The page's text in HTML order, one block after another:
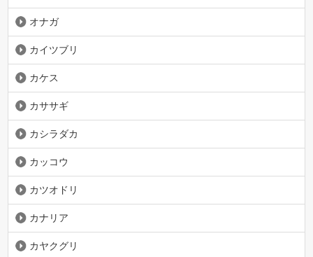
オナガ
カイツブリ
カケス
カササギ
カシラダカ
カッコウ
カツオドリ
カナリア
カヤクグリ